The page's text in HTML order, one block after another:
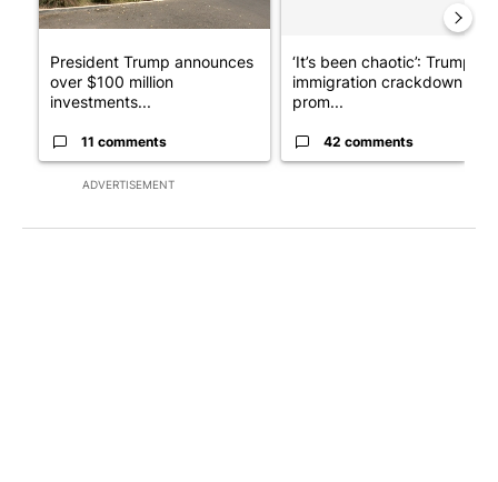
ADVERTISEMENT
President Trump announces
over $100 million
investments...
11 comments
‘It’s been chaotic’: Trump’s
immigration crackdown
prom...
42 comments